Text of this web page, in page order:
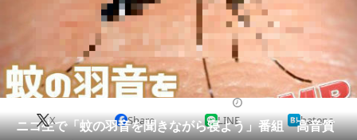
住まい 教育・育児
動物 リサーチ
会員記事
ニコ生で「蚊の羽音を聞きながら寝よう」番組 高音質
X Share LINE hatena